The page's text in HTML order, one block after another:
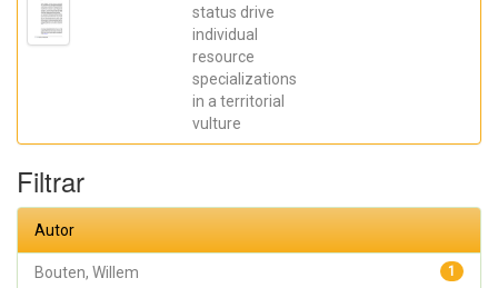
status drive
individual
resource
specializations
in a territorial
vulture
Serrano,
Antonio
Filtrar
Autor
1
Bouten, Willem